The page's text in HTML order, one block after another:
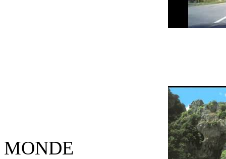
MONDE